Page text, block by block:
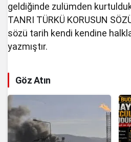
geldiğinde zulümden
TANRI TÜRKÜ KORUSUN
sözü tarih kendi kendine
yazmıştır.
Göz Atın